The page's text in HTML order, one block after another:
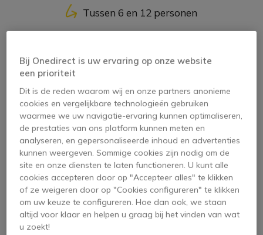
Tussen 6 en 12 personen
Dankzij de meerdere configuratiemogelijkheden
bevordert het groepswerk
Belangrijkste toepassingen:
Teamvergaderingen
Projectpresentaties
Trainingssessies
Bij Onedirect is uw ervaring op onze website
een prioriteit
Dit is de reden waarom wij en onze partners anonieme
cookies en vergelijkbare technologieën gebruiken
waarmee we uw navigatie-ervaring kunnen optimaliseren,
de prestaties van ons platform kunnen meten en
analyseren, en gepersonaliseerde inhoud en advertenties
kunnen weergeven. Sommige cookies zijn nodig om de
site en onze diensten te laten functioneren. U kunt alle
cookies accepteren door op "Accepteer alles" te klikken
of ze weigeren door op "Cookies configureren" te klikken
om uw keuze te configureren. Hoe dan ook, we staan
altijd voor klaar en helpen u graag bij het vinden van wat
u zoekt!